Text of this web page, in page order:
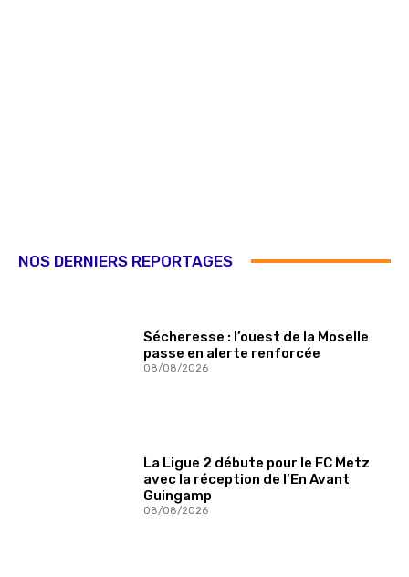
NOS DERNIERS REPORTAGES
Sécheresse : l’ouest de la Moselle
passe en alerte renforcée
08/08/2026
La Ligue 2 débute pour le FC Metz
avec la réception de l’En Avant
Guingamp
08/08/2026